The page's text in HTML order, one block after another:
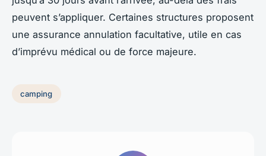
peuvent s’appliquer. Certaines structures proposent
une assurance annulation facultative, utile en cas
d’imprévu médical ou de force majeure.
camping